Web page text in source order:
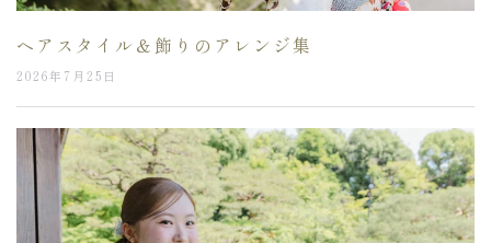
ヘアスタイル＆飾りのアレンジ集
2026年7月25日